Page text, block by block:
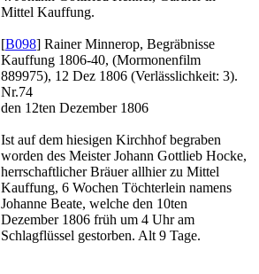
Mittel Kauffung.
[B098] Rainer Minnerop, Begräbnisse
Kauffung 1806-40, (Mormonenfilm
889975), 12 Dez 1806 (Verlässlichkeit: 3).
Nr.74
den 12ten Dezember 1806
Ist auf dem hiesigen Kirchhof begraben
worden des Meister Johann Gottlieb Hocke,
herrschaftlicher Bräuer allhier zu Mittel
Kauffung, 6 Wochen Töchterlein namens
Johanne Beate, welche den 10ten
Dezember 1806 früh um 4 Uhr am
Schlagflüssel gestorben. Alt 9 Tage.